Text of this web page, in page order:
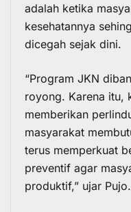
adalah ketika
kesehatannya
dicegah sejak dini.
“Program JKN
royong. Karena itu,
memberikan
masyarakat
terus memperkuat
preventif agar
produktif,” ujar Pujo.